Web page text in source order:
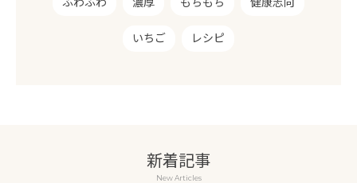
いちご レシピ
新着記事
New Articles